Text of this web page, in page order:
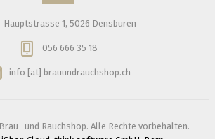
Hauptstrasse 1, 5026 Densbüren
056 666 35 18
info [at] brauundrauchshop.ch
und Rauchshop. Alle Rechte vorbehalten.